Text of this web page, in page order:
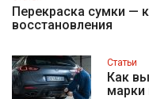
Перекраска сумки —
восстановления
Статьи
Как
марки